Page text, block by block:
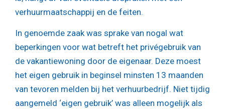
verhuurmaatschappij en de feiten.
In genoemde zaak was sprake van nogal wat
beperkingen voor wat betreft het privégebruik van
de vakantiewoning door de eigenaar. Deze moest
het eigen gebruik in beginsel minsten 13 maanden
van tevoren melden bij het verhuurbedrijf. Niet tijdig
aangemeld ‘eigen gebruik’ was alleen mogelijk als